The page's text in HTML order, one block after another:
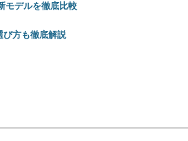
モデルを徹底比較
び方も徹底解説